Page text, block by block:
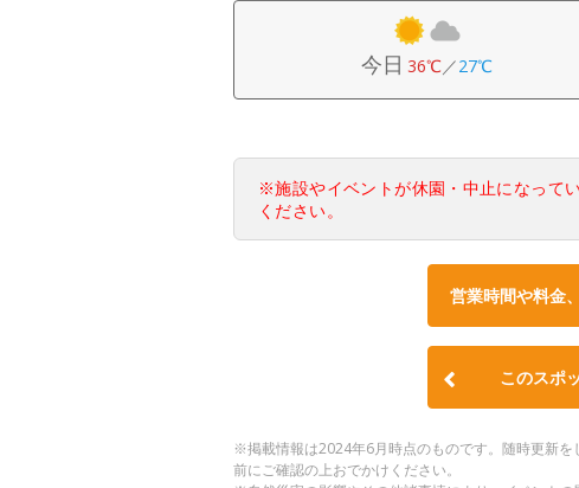
今日 36℃／27℃
※施設やイベントが休園・中止になって
ください。
営業時間や料金
このスポ
※掲載情報は2024年6月時点のものです。随時更新
前にご確認の上おでかけください。